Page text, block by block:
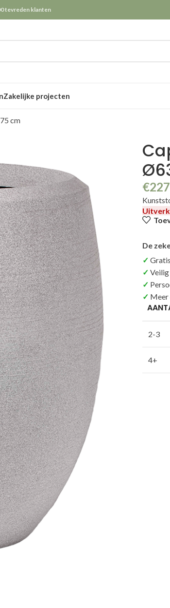
tevreden klanten
Zakelijke projecten
cm
€
De
Meer
2-3
4+